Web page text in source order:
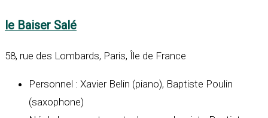
le Baiser Salé
58, rue des Lombards, Paris, Île de France
Personnel : Xavier Belin (piano), Baptiste Poulin
(saxophone)